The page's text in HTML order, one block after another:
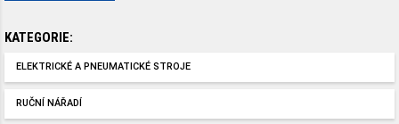
KATEGORIE:
ELEKTRICKÉ A PNEUMATICKÉ STROJE
RUČNÍ NÁŘADÍ